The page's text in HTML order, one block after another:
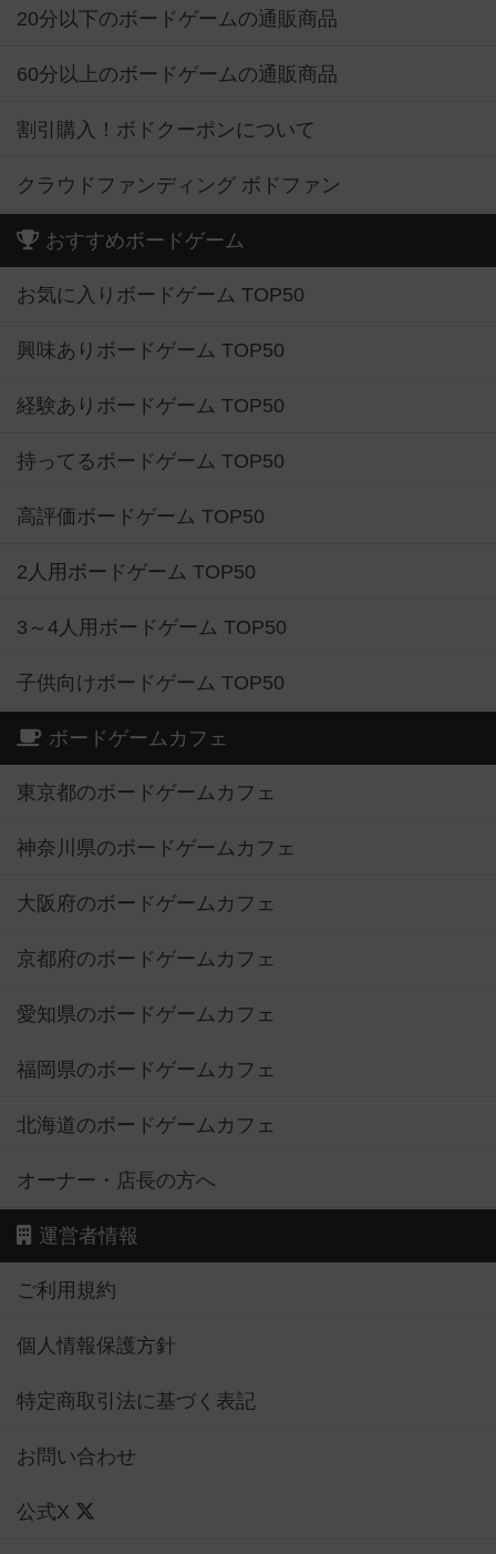
20分以下のボードゲームの通販商品
60分以上のボードゲームの通販商品
割引購入！ボドクーポンについて
クラウドファンディング ボドファン
おすすめボードゲーム
お気に入りボードゲーム TOP50
興味ありボードゲーム TOP50
経験ありボードゲーム TOP50
持ってるボードゲーム TOP50
高評価ボードゲーム TOP50
2人用ボードゲーム TOP50
3～4人用ボードゲーム TOP50
子供向けボードゲーム TOP50
ボードゲームカフェ
東京都のボードゲームカフェ
神奈川県のボードゲームカフェ
大阪府のボードゲームカフェ
京都府のボードゲームカフェ
愛知県のボードゲームカフェ
福岡県のボードゲームカフェ
北海道のボードゲームカフェ
オーナー・店長の方へ
運営者情報
ご利用規約
個人情報保護方針
特定商取引法に基づく表記
お問い合わせ
公式X